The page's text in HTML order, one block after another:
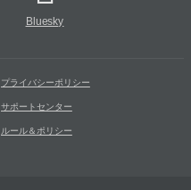
Bluesky
プライバシーポリシー
サポートセンター
ルール＆ポリシー